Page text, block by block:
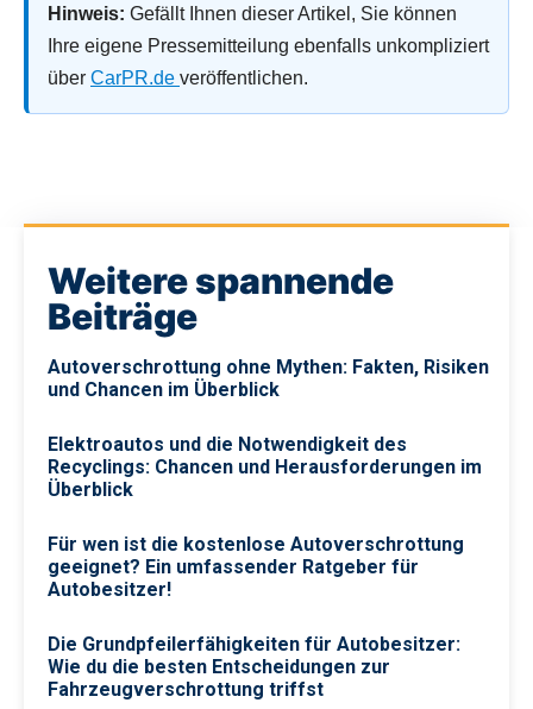
Hinweis: Gefällt Ihnen dieser Artikel, Sie können
Ihre eigene Pressemitteilung ebenfalls unkompliziert
über CarPR.de veröffentlichen.
Weitere spannende
Beiträge
Autoverschrottung ohne Mythen: Fakten, Risiken
und Chancen im Überblick
Elektroautos und die Notwendigkeit des
Recyclings: Chancen und Herausforderungen im
Überblick
Für wen ist die kostenlose Autoverschrottung
geeignet? Ein umfassender Ratgeber für
Autobesitzer!
Die Grundpfeilerfähigkeiten für Autobesitzer:
Wie du die besten Entscheidungen zur
Fahrzeugverschrottung triffst